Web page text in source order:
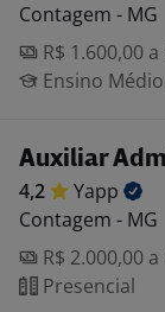
Contagem - MG
R$ 1.600,00
Ensino
Auxiliar
4,2
Yapp
Contagem - MG
R$ 2.000,00
Presencial